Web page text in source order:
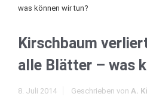
was können wir tun?
Kirschbaum
alle Blätter – was
8. Juli 2014 Geschrieben von A.